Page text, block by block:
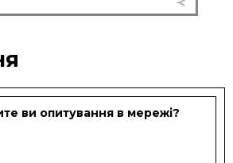
ви опитування в мережі?